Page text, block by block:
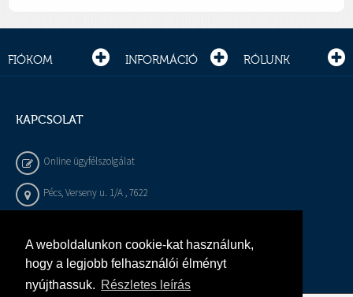
A weboldalunkon cookie-kat használunk,
hogy a legjobb felhasználói élményt
nyújthassuk. Részletes leírás
FIÓKOM INFORMÁCIÓ RÓLUNK
KAPCSOLAT
Online ügyfélszolgálat
Pécs, Verseny u. 1/A , 7622
info@gepeszbolt.hu